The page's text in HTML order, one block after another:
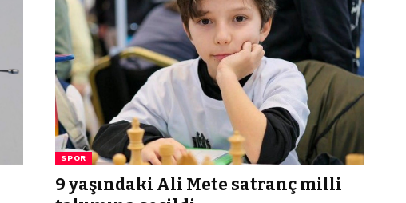
SPOR
9 yaşındaki Ali Mete satranç milli